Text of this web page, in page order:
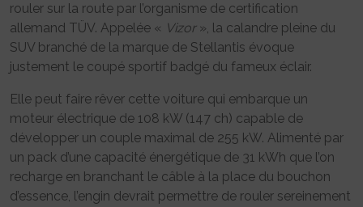
rouler sur la route par l’organisme de certification
allemand TÜV. Appelée « Vizor», la calandre pleine du
SUV branché de la marque de Stellantis évoque
justement le coupé sportif badgé du fameux éclair.
Elle peut faire rêver cette voiture qui embarque un
moteur électrique de 108 kW (147 ch) capable de
développer un couple maximal de 255 kW. Alimenté par
un pack d’une capacité énergétique de 31 kWh que l’on
recharge en branchant le câble à la place du bouchon
d’essence, l’engin devrait permettre de rouler sereinement